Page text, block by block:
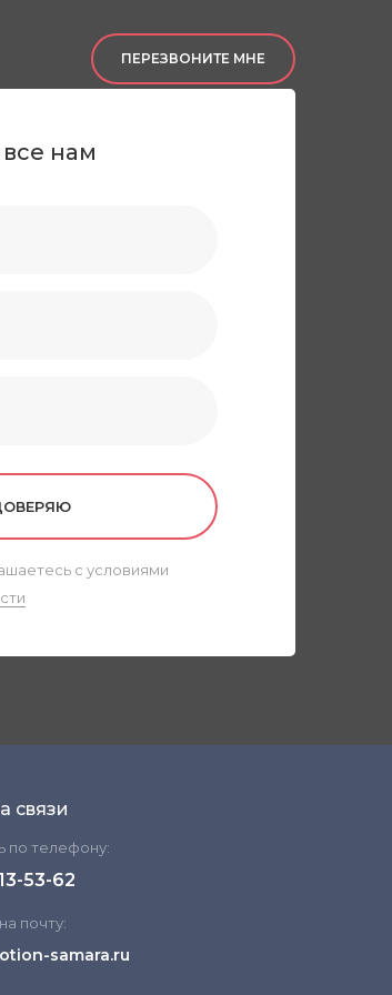
ПЕРЕЗВОНИТЕ МНЕ
Портфолио
нам
с условиями
связи
по телефону:
53-62
почту:
samara.ru